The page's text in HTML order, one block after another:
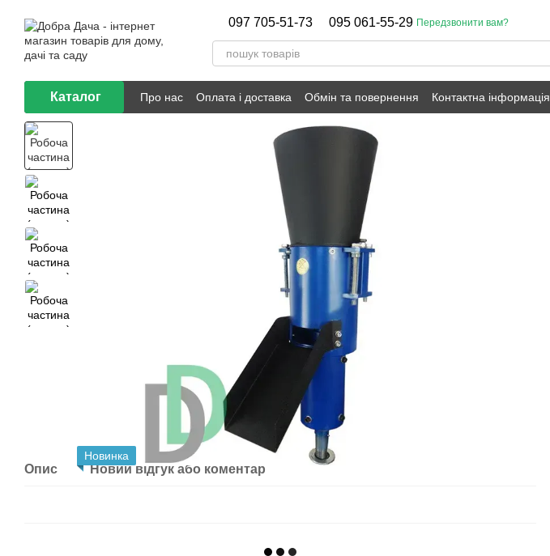
097 705-51-73 095 061-55-29 Передзвонити вам?
Каталог Про нас Оплата і доставка Обмін та повернення Контактна інформація
Новинка
Опис Новий відгук або коментар